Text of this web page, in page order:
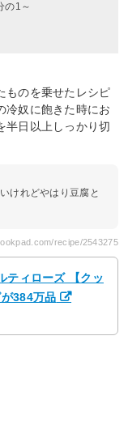
の1～
ものを乗せたレシピ
冷奴に飽きた時にお
半日以上しっかり切
けれどやはり豆腐と
recipe/2543275
ティローズ 【クッ
384万品